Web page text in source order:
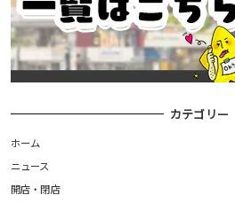
カテゴリー
ホーム
ニュース
開店・閉店